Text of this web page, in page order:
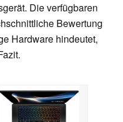
Die verfügbaren
Bewertung
Hardware hindeutet,